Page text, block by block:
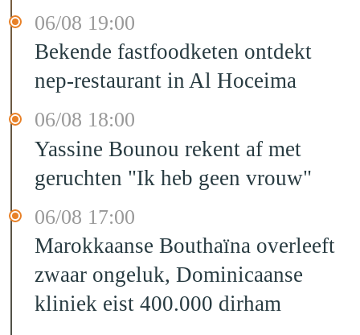
06/08 19:00
Bekende fastfoodketen ontdekt
nep-restaurant in Al Hoceima
06/08 18:00
Yassine Bounou rekent af met
geruchten "Ik heb geen vrouw"
06/08 17:00
Marokkaanse Bouthaïna overleeft
zwaar ongeluk, Dominicaanse
kliniek eist 400.000 dirham